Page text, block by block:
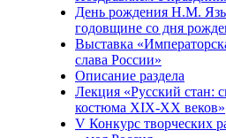
День рождения Н.М.
годовщине со дня
Выставка
слава России»
Описание раздела
Лекция «Русский стан:
костюма XIX-XX веков»
V Конкурс творческих